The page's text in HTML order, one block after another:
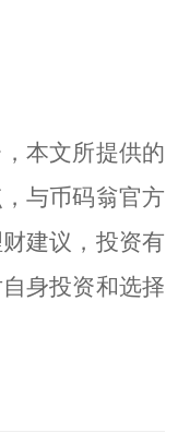
本文所提供的
与币码翁官方
建议，投资有
身投资和选择